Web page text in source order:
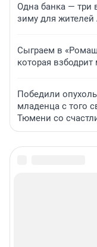
Одна банка — три
зиму для жителей
Сыграем в
которая
Победили
младенца с того
Тюмени со